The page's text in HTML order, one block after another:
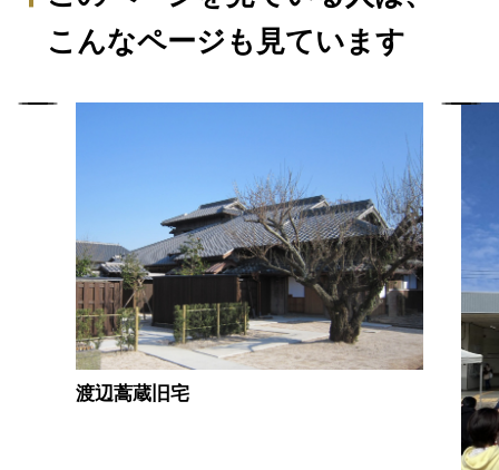
こんなページも見ています
渡辺蒿蔵旧宅